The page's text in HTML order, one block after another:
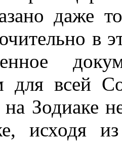
даже
в
для всей
Зодиаке
исходя